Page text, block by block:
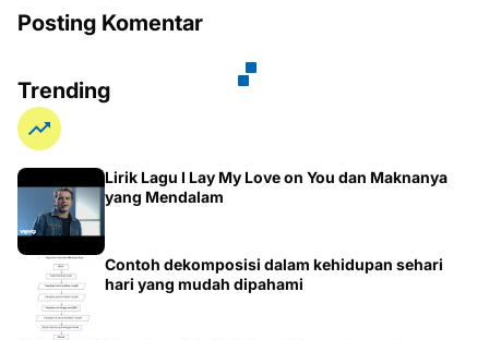
Posting Komentar
Trending
Lirik Lagu I Lay My Love on You dan Maknanya
yang Mendalam
Contoh dekomposisi dalam kehidupan sehari
hari yang mudah dipahami